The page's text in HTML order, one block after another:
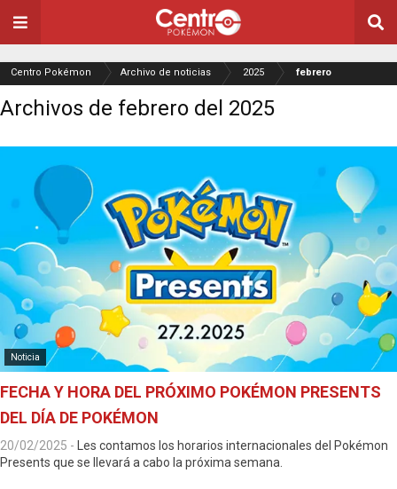
Centro Pokémon Archivo de noticias 2025 febrero
Archivos de febrero del 2025
Noticia
FECHA Y HORA DEL PRÓXIMO POKÉMON PRESENTS
DEL DÍA DE POKÉMON
20/02/2025 -
Les contamos los horarios internacionales del Pokémon
Presents que se llevará a cabo la próxima semana.